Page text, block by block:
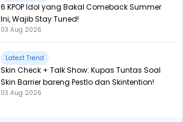
6 KPOP Idol yang Bakal Comeback Summer
Ini, Wajib Stay Tuned!
03 Aug 2026
Latest Trend
Skin Check + Talk Show: Kupas Tuntas Soal
Skin Barrier bareng Pestlo dan Skintention!
03 Aug 2026